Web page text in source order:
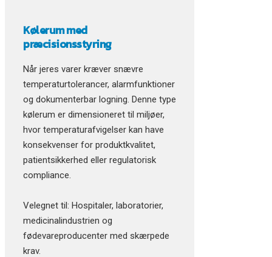
Kølerum med
præcisionsstyring
Når jeres varer kræver snævre
temperaturtolerancer, alarmfunktioner
og dokumenterbar logning. Denne type
kølerum er dimensioneret til miljøer,
hvor temperaturafvigelser kan have
konsekvenser for produktkvalitet,
patientsikkerhed eller regulatorisk
compliance.
Velegnet til: Hospitaler, laboratorier,
medicinalindustrien og
fødevareproducenter med skærpede
krav.